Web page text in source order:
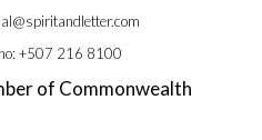
+507 216 8100
of Commonwealth